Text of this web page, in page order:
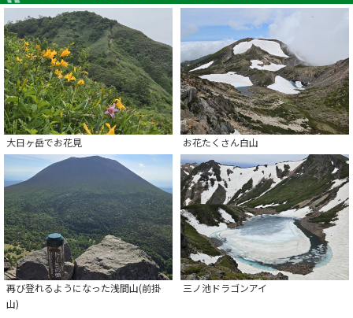
大日ヶ岳でお花見 お花たくさん白山
再び登れるようになった浅間山(前掛
山)
三ノ池ドラゴンアイ